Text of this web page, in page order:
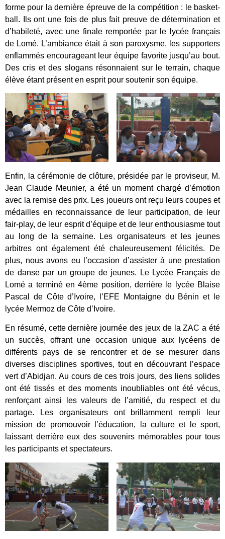
forme pour la dernière épreuve de la compétition : le basket-
ball. Ils ont une fois de plus fait preuve de détermination et
d’habileté, avec une finale remportée par le lycée français
de Lomé. L’ambiance était à son paroxysme, les supporters
enflammés encourageant leur équipe favorite jusqu’au bout.
Des cris et des slogans résonnaient sur le terrain, chaque
élève étant présent en esprit pour soutenir son équipe.
Enfin, la cérémonie de clôture, présidée par le proviseur, M.
Jean Claude Meunier, a été un moment chargé d’émotion
avec la remise des prix. Les joueurs ont reçu leurs coupes et
médailles en reconnaissance de leur participation, de leur
fair-play, de leur esprit d’équipe et de leur enthousiasme tout
au long de la semaine. Les organisateurs et les jeunes
arbitres ont également été chaleureusement félicités. De
plus, nous avons eu l’occasion d’assister à une prestation
de danse par un groupe de jeunes. Le Lycée Français de
Lomé a terminé en 4ème position, derrière le lycée Blaise
Pascal de Côte d’Ivoire, l’EFE Montaigne du Bénin et le
lycée Mermoz de Côte d’Ivoire.
En résumé, cette dernière journée des jeux de la ZAC a été
un succès, offrant une occasion unique aux lycéens de
différents pays de se rencontrer et de se mesurer dans
diverses disciplines sportives, tout en découvrant l’espace
vert d’Abidjan. Au cours de ces trois jours, des liens solides
ont été tissés et des moments inoubliables ont été vécus,
renforçant ainsi les valeurs de l’amitié, du respect et du
partage. Les organisateurs ont brillamment rempli leur
mission de promouvoir l’éducation, la culture et le sport,
laissant derrière eux des souvenirs mémorables pour tous
les participants et spectateurs.